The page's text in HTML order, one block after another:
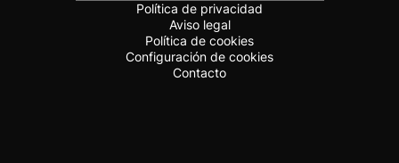
Política de privacidad
Aviso legal
Política de cookies
Configuración de cookies
Contacto